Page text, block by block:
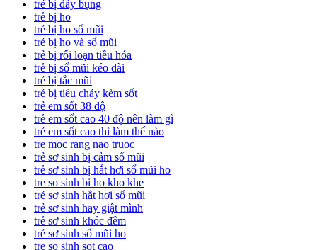
trẻ bị đầy bụng
trẻ bị ho
trẻ bị ho sổ mũi
trẻ bị ho và sổ mũi
trẻ bị rối loạn tiêu hóa
trẻ bị sổ mũi kéo dài
trẻ bị tắc mũi
trẻ bị tiêu chảy kèm sốt
trẻ em sốt 38 độ
trẻ em sốt cao 40 độ nên làm gì
trẻ em sốt cao thì làm thế nào
tre moc rang nao truoc
trẻ sơ sinh bị cảm sổ mũi
trẻ sơ sinh bị hắt hơi sổ mũi ho
tre so sinh bi ho kho khe
trẻ sơ sinh hắt hơi sổ mũi
trẻ sơ sinh hay giật mình
trẻ sơ sinh khóc đêm
trẻ sơ sinh sổ mũi ho
tre so sinh sot cao